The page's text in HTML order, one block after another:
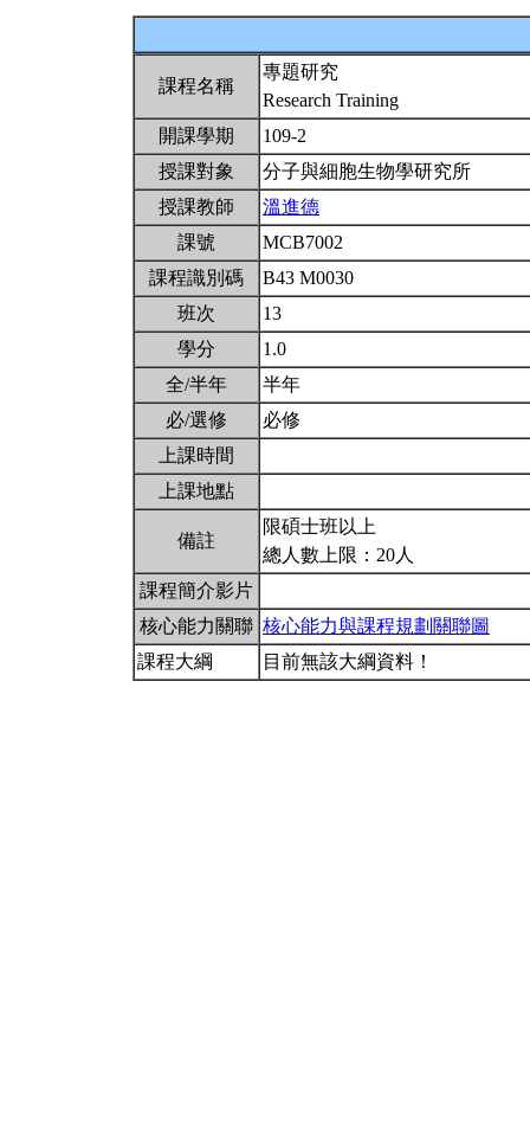
課程名稱
專題研究
Research Training
開課學期
109-2
授課對象
分子與細胞生物學研究所
授課教師
溫進德
課號
MCB7002
課程識別碼
B43 M0030
班次
13
學分
1.0
全/半年
半年
必/選修
必修
上課時間
上課地點
備註
限碩士班以上
總人數上限：20人
課程簡介影片
核心能力關聯 核心能力與課程規劃關聯圖
課程大綱
目前無該大綱資料！